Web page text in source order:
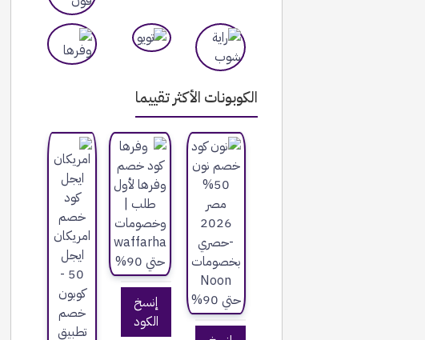
الكوبونات الأكثر تقييما
إنسخ
الكود